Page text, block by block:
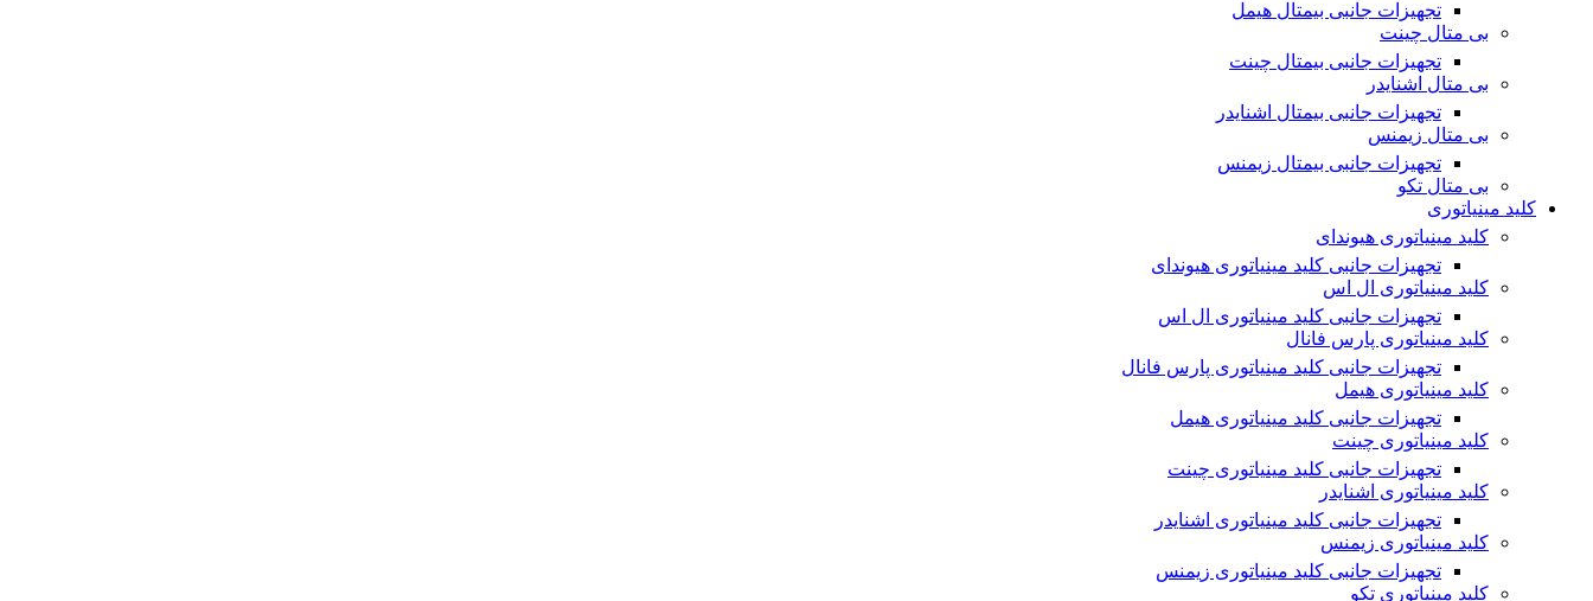
تجهیزات جانبی بیمتال هیمل
بی متال چینت
تجهیزات جانبی بیمتال چینت
بی متال اشنایدر
تجهیزات جانبی بیمتال اشنایدر
بی متال زیمنس
تجهیزات جانبی بیمتال زیمنس
بی متال تکو
کلید مینیاتوری
کلید مینیاتوری هیوندای
تجهیزات جانبی کلید مینیاتوری هیوندای
کلید مینیاتوری ال اس
تجهیزات جانبی کلید مینیاتوری ال اس
کلید مینیاتوری پارس فانال
تجهیزات جانبی کلید مینیاتوری پارس فانال
کلید مینیاتوری هیمل
تجهیزات جانبی کلید مینیاتوری هیمل
کلید مینیاتوری چینت
تجهیزات جانبی کلید مینیاتوری چینت
کلید مینیاتوری اشنایدر
تجهیزات جانبی کلید مینیاتوری اشنایدر
کلید مینیاتوری زیمنس
تجهیزات جانبی کلید مینیاتوری زیمنس
کلید مینیاتوری تکو